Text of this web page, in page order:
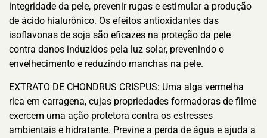
integridade da pele, prevenir rugas e estimular a produção
de ácido hialurônico. Os efeitos antioxidantes das
isoflavonas de soja são eficazes na proteção da pele
contra danos induzidos pela luz solar, prevenindo o
envelhecimento e reduzindo manchas na pele.
EXTRATO DE CHONDRUS CRISPUS: Uma alga vermelha
rica em carragena, cujas propriedades formadoras de filme
exercem uma ação protetora contra os estresses
ambientais e hidratante. Previne a perda de água e ajuda a